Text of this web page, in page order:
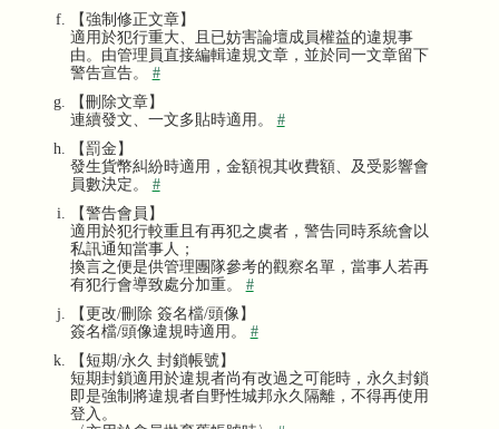
【強制修正文章】
適用於犯行重大、且已妨害論壇成員權益的違規事
由。由管理員直接編輯違規文章，並於同一文章留下
警告宣告。 #
【刪除文章】
連續發文、一文多貼時適用。 #
【罰金】
發生貨幣糾紛時適用，金額視其收費額、及受影響會
員數決定。 #
【警告會員】
適用於犯行較重且有再犯之虞者，警告同時系統會以
私訊通知當事人；
換言之便是供管理團隊參考的觀察名單，當事人若再
有犯行會導致處分加重。 #
【更改/刪除 簽名檔/頭像】
簽名檔/頭像違規時適用。 #
【短期/永久 封鎖帳號】
短期封鎖適用於違規者尚有改過之可能時，永久封鎖
即是強制將違規者自野性城邦永久隔離，不得再使用
登入。